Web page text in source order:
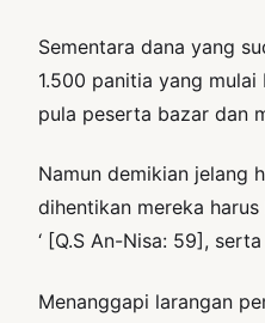
Sementara dana yang
1.500 panitia yang
pula peserta bazar dan
Namun demikian jelang
dihentikan mereka
‘ [Q.S An-Nisa: 59],
Menanggapi larangan